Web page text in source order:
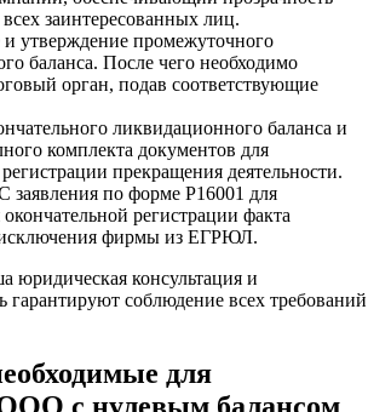
заинтересованных лиц.
утверждение промежуточного
баланса. После чего необходимо
орган, подав соответствующие
ликвидационного баланса и
комплекта документов для
прекращения деятельности.
по форме Р16001 для
регистрации факта
фирмы из ЕГРЮЛ.
юридическая консультация и
гарантируют соблюдение всех требований
для